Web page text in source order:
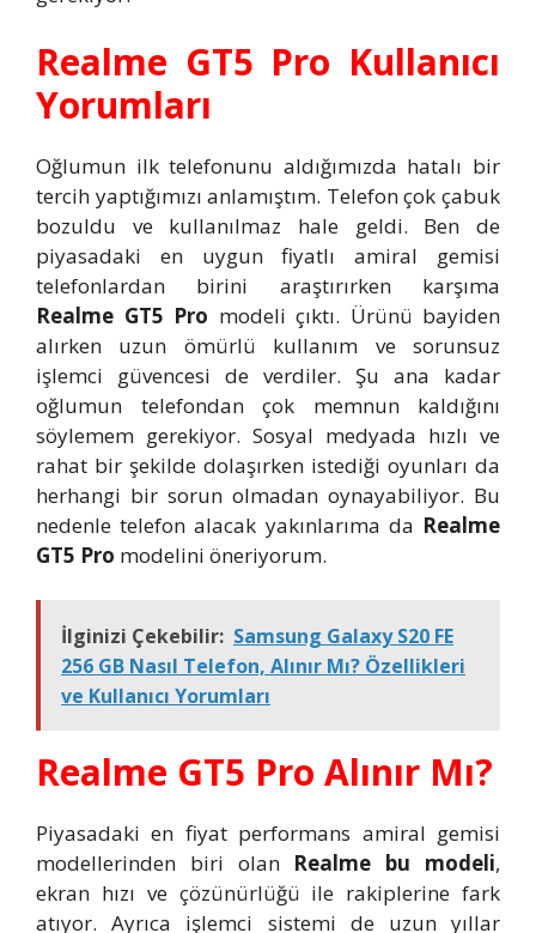
Realme GT5 Pro Kullanıcı
Yorumları
Oğlumun ilk telefonunu aldığımızda hatalı bir
tercih yaptığımızı anlamıştım. Telefon çok çabuk
bozuldu ve kullanılmaz hale geldi. Ben de
piyasadaki en uygun fiyatlı amiral gemisi
telefonlardan birini araştırırken karşıma
Realme GT5 Pro modeli çıktı. Ürünü bayiden
alırken uzun ömürlü kullanım ve sorunsuz
işlemci güvencesi de verdiler. Şu ana kadar
oğlumun telefondan çok memnun kaldığını
söylemem gerekiyor. Sosyal medyada hızlı ve
rahat bir şekilde dolaşırken istediği oyunları da
herhangi bir sorun olmadan oynayabiliyor. Bu
nedenle telefon alacak yakınlarıma da Realme
GT5 Pro modelini öneriyorum.
İlginizi Çekebilir: Samsung Galaxy S20 FE
256 GB Nasıl Telefon, Alınır Mı? Özellikleri
ve Kullanıcı Yorumları
Realme GT5 Pro Alınır Mı?
Piyasadaki en fiyat performans amiral gemisi
modellerinden biri olan Realme bu modeli,
ekran hızı ve çözünürlüğü ile rakiplerine fark
atıyor. Ayrıca işlemci sistemi de uzun yıllar